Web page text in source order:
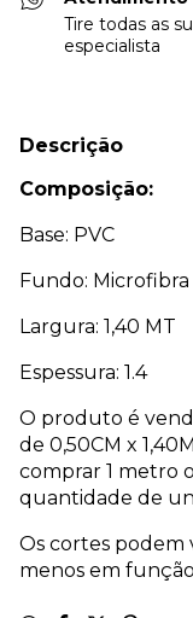
Tire todas as
especialista
Descrição
Composição:
Base: PVC
Fundo: Microfibra
Largura: 1,40 MT
Espessura: 1.4
O produto é
de 0,50CM x
comprar 1 metro
quantidade de
Os cortes podem
menos em